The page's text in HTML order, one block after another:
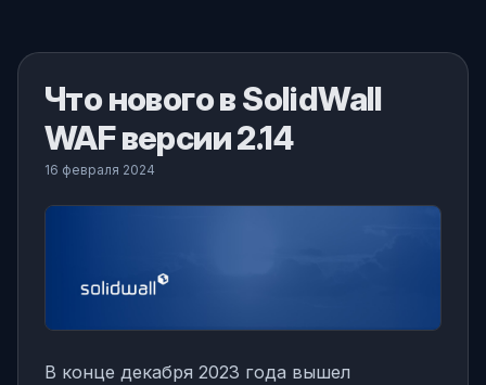
Что нового в SolidWall
WAF версии 2.14
16 февраля 2024
В конце декабря 2023 года вышел